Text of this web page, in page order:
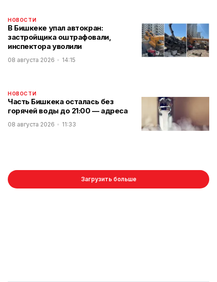
НОВОСТИ
В Бишкеке упал автокран:
застройщика оштрафовали,
инспектора уволили
08 августа 2026 14:15
НОВОСТИ
Часть Бишкека осталась без
горячей воды до 21:00 — адреса
08 августа 2026 11:33
Загрузить больше